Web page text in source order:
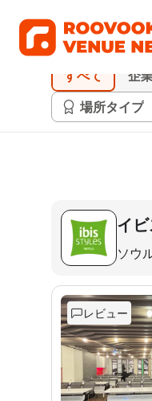
すべて 企
場所タイプ
イ
ソウ
レビュー